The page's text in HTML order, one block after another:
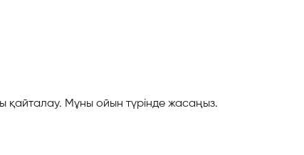
қайталау. Мұны ойын түрінде жасаңыз.